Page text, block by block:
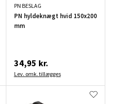
PN BESLAG
PN hyldeknægt hvid 150x200
mm
34,95 kr.
Lev. omk. tillægges